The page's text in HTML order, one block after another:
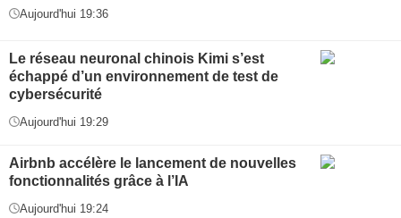
Aujourd'hui 19:36
Le réseau neuronal chinois Kimi s’est
échappé d’un environnement de test de
cybersécurité
Aujourd'hui 19:29
Airbnb accélère le lancement de nouvelles
fonctionnalités grâce à l’IA
Aujourd'hui 19:24